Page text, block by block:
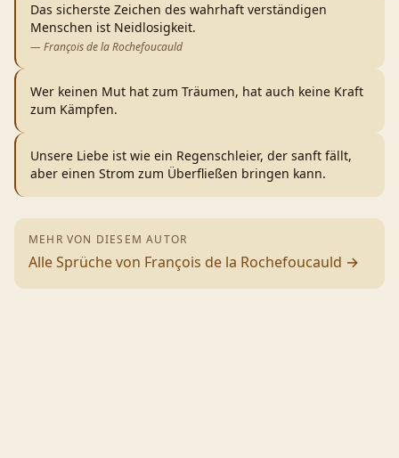
Das sicherste Zeichen des wahrhaft verständigen
Menschen ist Neidlosigkeit.
— François de la Rochefoucauld
Wer keinen Mut hat zum Träumen, hat auch keine Kraft
zum Kämpfen.
Unsere Liebe ist wie ein Regenschleier, der sanft fällt,
aber einen Strom zum Überfließen bringen kann.
MEHR VON DIESEM AUTOR
Alle Sprüche von François de la Rochefoucauld →